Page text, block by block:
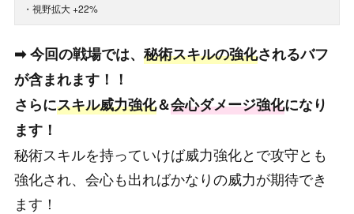
・視野拡大 +22%
➡ 今回の戦場では、 秘術スキルの強化されるバフ
が含まれます！！
さらにスキル威力強化＆会心ダメージ強化になり
ます！
秘術スキルを持っていけば威力強化とで攻守とも
強化され、会心も出ればかなりの威力が期待でき
ます！